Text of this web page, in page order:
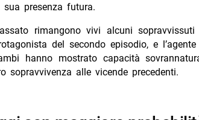
presenza futura.
rimangono vivi alcuni sopravvissuti
del secondo episodio, e
hanno mostrato capacità
sopravvivenza alle vicende precedenti.